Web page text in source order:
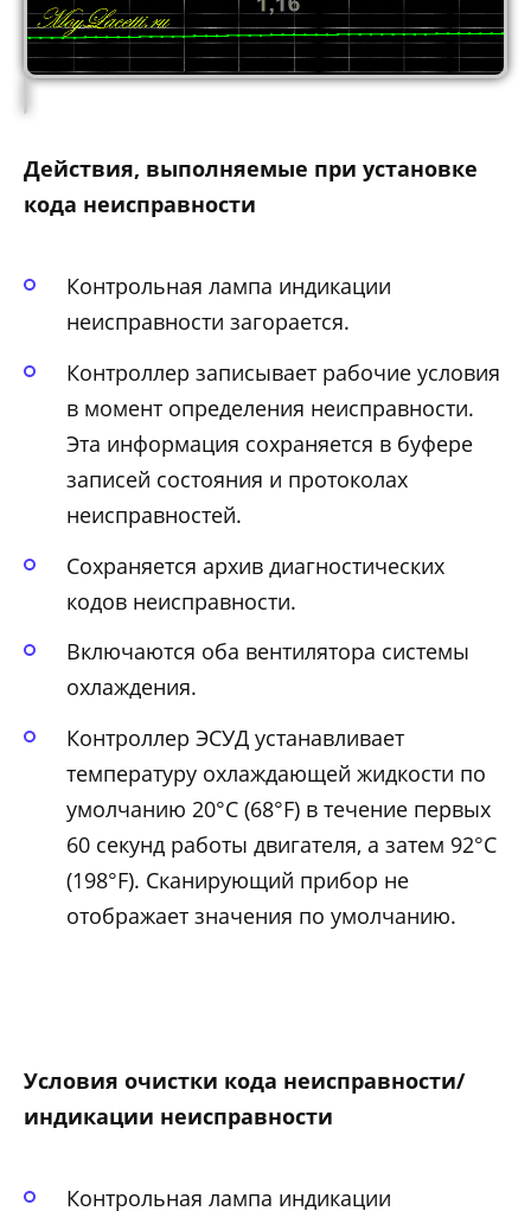
Действия, выполняемые при установке
кода неисправности
Контрольная лампа индикации
неисправности загорается.
Контроллер записывает рабочие условия
в момент определения неисправности.
Эта информация сохраняется в буфере
записей состояния и протоколах
неисправностей.
Сохраняется архив диагностических
кодов неисправности.
Включаются оба вентилятора системы
охлаждения.
Контроллер ЭСУД устанавливает
температуру охлаждающей жидкости по
умолчанию 20°С (68°F) в течение первых
60 секунд работы двигателя, а затем 92°С
(198°F). Сканирующий прибор не
отображает значения по умолчанию.
Условия очистки кода неисправности/
индикации неисправности
Контрольная лампа индикации